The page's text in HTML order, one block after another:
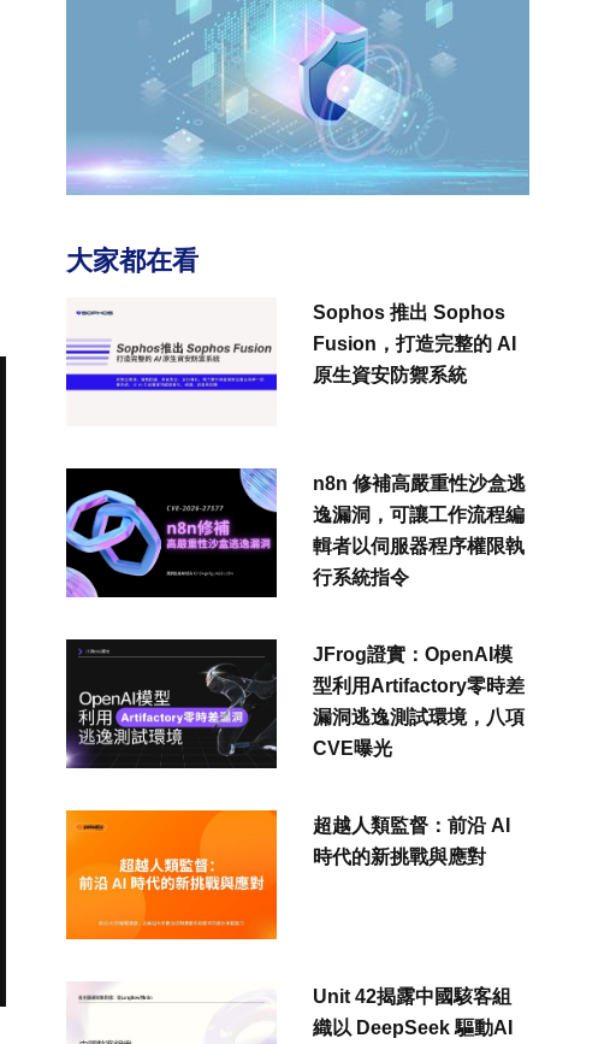
大家都在看
Sophos 推出 Sophos
Fusion，打造完整的 AI
原生資安防禦系統
n8n 修補高嚴重性沙盒逃
逸漏洞，可讓工作流程編
輯者以伺服器程序權限執
行系統指令
JFrog證實：OpenAI模
型利用Artifactory零時差
漏洞逃逸測試環境，八項
CVE曝光
超越人類監督：前沿 AI
時代的新挑戰與應對
Unit 42揭露中國駭客組
織以 DeepSeek 驅動AI